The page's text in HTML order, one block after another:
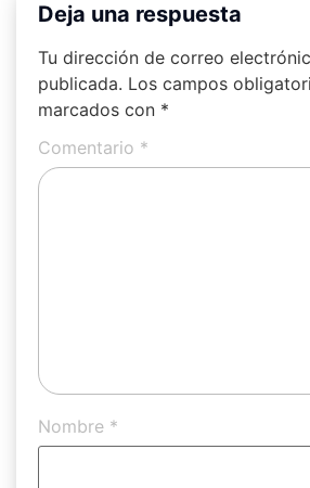
Deja una respuesta
Tu dirección de correo
publicada. Los campos
marcados con *
Comentario *
Nombre *